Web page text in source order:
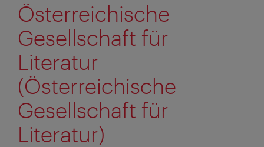
Österreichische
Gesellschaft für
Literatur
(Österreichische
Gesellschaft für
Literatur)